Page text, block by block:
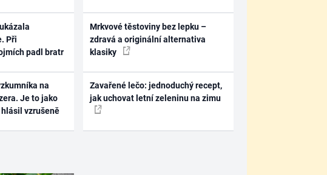
Při
padl bratr
na
Je to jako
vzrušeně
Mrkvové těstoviny bez lepku –
zdravá a originální alternativa
klasiky
Zavařené lečo: jednoduchý recept,
jak uchovat letní zeleninu na zimu